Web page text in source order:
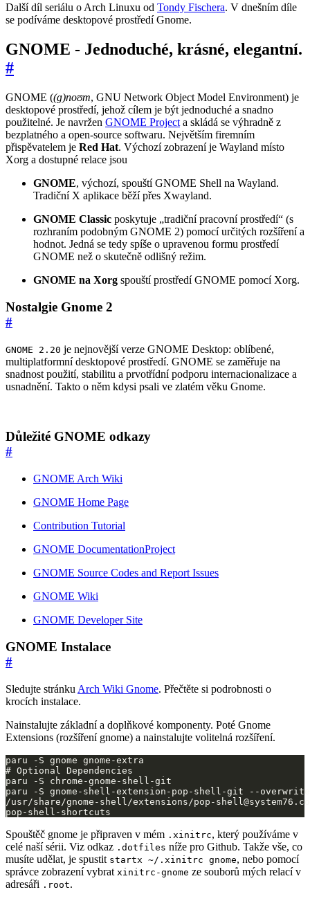
Další díl seriálu o Arch Linuxu od Tondy Fischera. V dnešním díle
se podíváme desktopové prostředí Gnome.
GNOME - Jednoduché, krásné, elegantní.
#
GNOME ((ɡ)noʊm, GNU Network Object Model Environment) je
desktopové prostředí, jehož cílem je být jednoduché a snadno
použitelné. Je navržen GNOME Project a skládá se výhradně z
bezplatného a open-source softwaru. Největším firemním
přispěvatelem je Red Hat. Výchozí zobrazení je Wayland místo
Xorg a dostupné relace jsou
GNOME, výchozí, spouští GNOME Shell na Wayland.
Tradiční X aplikace běží přes Xwayland.
GNOME Classic poskytuje „tradiční pracovní prostředí“ (s
rozhraním podobným GNOME 2) pomocí určitých rozšíření a
hodnot. Jedná se tedy spíše o upravenou formu prostředí
GNOME než o skutečně odlišný režim.
GNOME na Xorg spouští prostředí GNOME pomocí Xorg.
Nostalgie Gnome 2
#
GNOME 2.20 je nejnovější verze GNOME Desktop: oblíbené,
multiplatformní desktopové prostředí. GNOME se zaměřuje na
snadnost použití, stabilitu a prvotřídní podporu internacionalizace a
usnadnění. Takto o něm kdysi psali ve zlatém věku Gnome.
Důležité GNOME odkazy
#
GNOME Arch Wiki
GNOME Home Page
Contribution Tutorial
GNOME DocumentationProject
GNOME Source Codes and Report Issues
GNOME Wiki
GNOME Developer Site
GNOME Instalace
#
Sledujte stránku Arch Wiki Gnome. Přečtěte si podrobnosti o
krocích instalace.
Nainstalujte základní a doplňkové komponenty. Poté Gnome
Extensions (rozšíření gnome) a nainstalujte volitelná rozšíření.
pop-shell-shortcuts
Spouštěč gnome je připraven v mém .xinitrc, který používáme v
celé naší sérii. Viz odkaz .dotfiles níže pro Github. Takže vše, co
musíte udělat, je spustit startx ~/.xinitrc gnome, nebo pomocí
správce zobrazení vybrat xinitrc-gnome ze souborů mých relací v
adresáři .root.